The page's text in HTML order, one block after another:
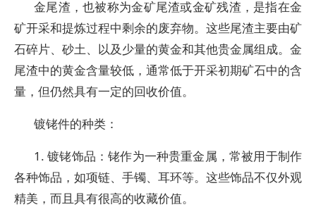
金尾渣，也被称为金矿尾渣或金矿残渣，是指在金
矿开采和提炼过程中剩余的废弃物。这些尾渣主要由矿
石碎片、砂土、以及少量的黄金和其他贵金属组成。金
尾渣中的黄金含量较低，通常低于开采初期矿石中的含
量，但仍然具有一定的回收价值。
镀铑件的种类：
1. 镀铑饰品：铑作为一种贵重金属，常被用于制作
各种饰品，如项链、手镯、耳环等。这些饰品不仅外观
精美，而且具有很高的收藏价值。